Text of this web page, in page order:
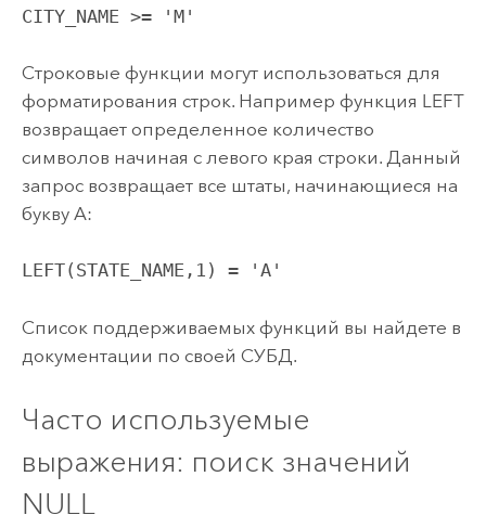
CITY_NAME >= 'M'
Строковые функции могут использоваться для
форматирования строк. Например функция LEFT
возвращает определенное количество
символов начиная с левого края строки. Данный
запрос возвращает все штаты, начинающиеся на
букву A:
LEFT(STATE_NAME,1) = 'A'
Список поддерживаемых функций вы найдете в
документации по своей СУБД.
Часто используемые
выражения: поиск значений
NULL